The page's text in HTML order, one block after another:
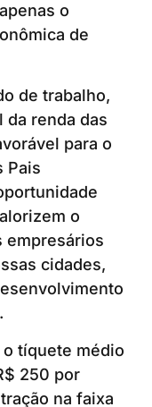
o
de
de trabalho,
da renda das
para o
Pais
o
empresários
cidades,
o tíquete médio
250 por
na faixa